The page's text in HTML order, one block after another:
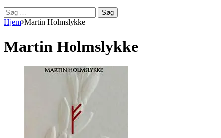
Søg
efter:
Hjem Martin Holmslykke
Martin Holmslykke